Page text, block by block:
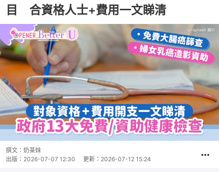
目 合資格人士+費用一文睇清
撰文： 奶茶妹
出版： 2026-07-07 12:30 更新： 2026-07-12 15:24